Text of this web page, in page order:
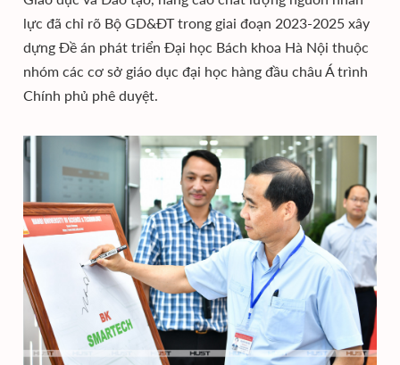
lực đã chỉ rõ Bộ GD&ĐT trong giai đoạn 2023-2025 xây
dựng Đề án phát triển Đại học Bách khoa Hà Nội thuộc
nhóm các cơ sở giáo dục đại học hàng đầu châu Á trình
Chính phủ phê duyệt.